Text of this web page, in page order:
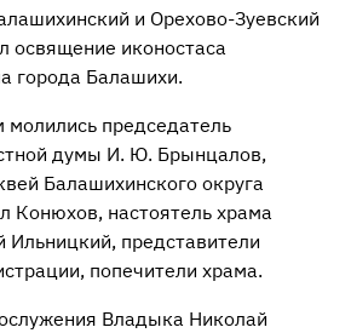
и Орехово-Зуевский
освящение иконостаса
города Балашихи.
молились председатель
думы И. Ю. Брынцалов,
Балашихинского округа
Конюхов, настоятель храма
Ильницкий, представители
попечители храма.
Владыка Николай